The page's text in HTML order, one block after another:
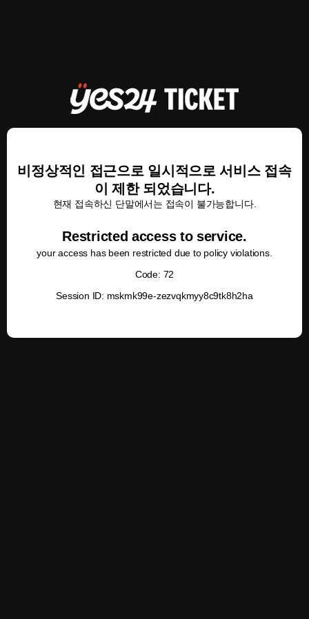
비정상적인 접근으로 일시적으로 서비스 접속
이 제한 되었습니다.
현재 접속하신 단말에서는 접속이 불가능합니다.
Restricted access to service.
your access has been restricted due to policy violations.
Code: 72
Session ID: mskmk99e-zezvqkmyy8c9tk8h2ha